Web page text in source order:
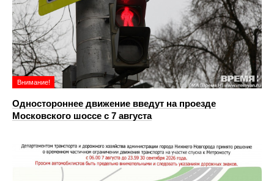
Внимание!
Одностороннее движение введут на проезде
Московского шоссе с 7 августа